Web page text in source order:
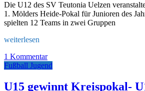
Die U12 des SV Teutonia Uelzen
1. Mölders Heide-Pokal für Junioren des
spielten 12 Teams in zwei Gruppen
weiterlesen
1 Kommentarzu
Erstes
Aue
Fußball Jugend
U15 gewinnt Kreispokal-